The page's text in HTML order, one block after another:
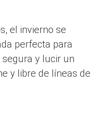
el invierno se
perfecta para
y lucir un
y libre de líneas de